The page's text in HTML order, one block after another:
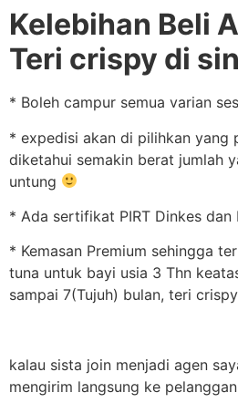
Kelebihan Beli
Teri crispy di
* Boleh campur semua varian
* expedisi akan di pilihkan yang
diketahui semakin berat jumlah
untung
* Ada sertifikat PIRT Dinkes dan
* Kemasan Premium sehingga
tuna untuk bayi usia 3 Thn
sampai 7(Tujuh) bulan, teri
kalau sista join menjadi agen
mengirim langsung ke